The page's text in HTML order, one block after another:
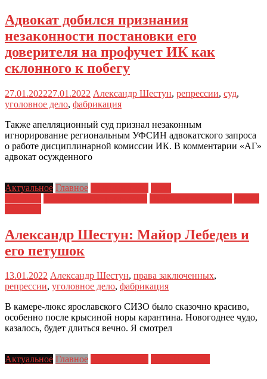
Адвокат добился признания
незаконности постановки его
доверителя на профучет ИК как
склонного к побегу
27.01.202227.01.2022 Александр Шестун, репрессии, суд,
уголовное дело, фабрикация
Также апелляционный суд признал незаконным
игнорирование региональным УФСИН адвокатского запроса
о работе дисциплинарной комиссии ИК. В комментарии «АГ»
адвокат осужденного
Актуальное Главное
Александр Шестун: Майор Лебедев и
его петушок
13.01.2022 Александр Шестун, права заключенных,
репрессии, уголовное дело, фабрикация
В камере-люкс ярославского СИЗО было сказочно красиво,
особенно после крысиной норы карантина. Новогоднее чудо,
казалось, будет длиться вечно. Я смотрел
Актуальное Главное